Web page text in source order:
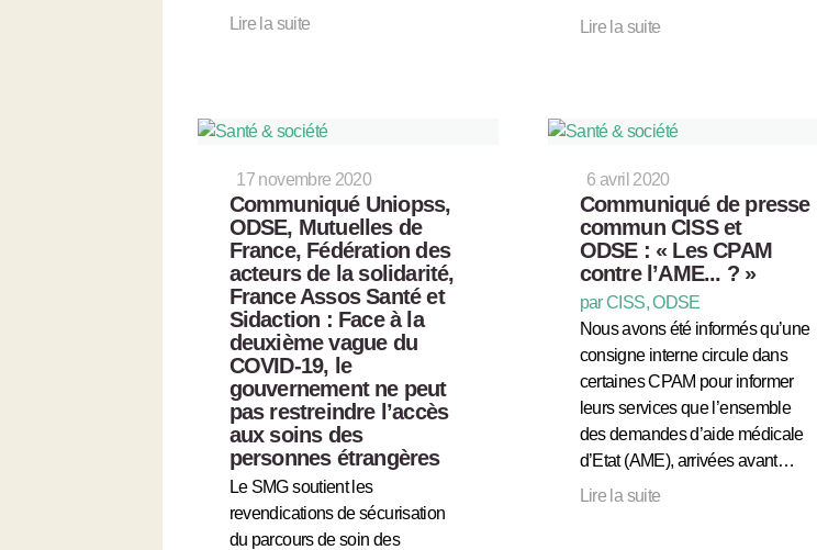
Lire la suite
Lire la suite
17 novembre 2020
Communiqué Uniopss,
ODSE, Mutuelles de
France, Fédération des
acteurs de la solidarité,
France Assos Santé et
Sidaction : Face à la
deuxième vague du
COVID-19, le
gouvernement ne peut
pas restreindre l’accès
aux soins des
personnes étrangères
Le SMG soutient les
revendications de sécurisation
du parcours de soin des
6 avril 2020
Communiqué de presse
commun CISS et
ODSE : « Les CPAM
contre l’AME... ? »
par CISS, ODSE
Nous avons été informés qu’une
consigne interne circule dans
certaines CPAM pour informer
leurs services que l’ensemble
des demandes d’aide médicale
d’Etat (AME), arrivées avant…
Lire la suite